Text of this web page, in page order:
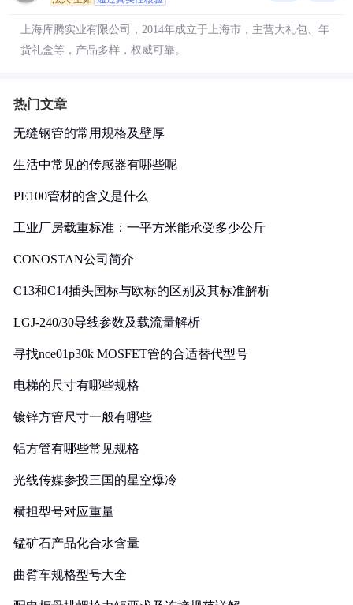
上海库腾实业有限公司，2014年成立于上海市，主营大礼包、年
货礼盒等，产品多样，权威可靠。
热门文章
无缝钢管的常用规格及壁厚
生活中常见的传感器有哪些呢
PE100管材的含义是什么
工业厂房载重标准：一平方米能承受多少公斤
CONOSTAN公司简介
C13和C14插头国标与欧标的区别及其标准解析
LGJ-240/30导线参数及载流量解析
寻找nce01p30k MOSFET管的合适替代型号
电梯的尺寸有哪些规格
镀锌方管尺寸一般有哪些
铝方管有哪些常见规格
光线传媒参投三国的星空爆冷
横担型号对应重量
锰矿石产品化合水含量
曲臂车规格型号大全